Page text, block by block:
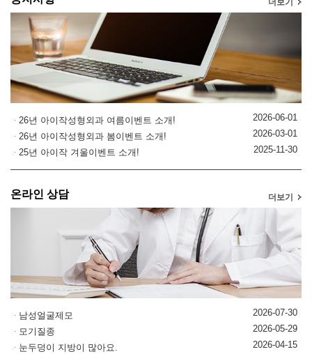
더보기
26년 아이작성형외과 여름이벤트 소개!
2026-06-01
26년 아이작성형외과 봄이벤트 소개!
2026-03-01
25년 아이작 겨울이벤트 소개!
2025-11-30
온라인 상담 더보기
남성얼굴제모
2026-07-30
모기질종
2026-05-29
눈두덩이 지방이 많아요.
2026-04-15